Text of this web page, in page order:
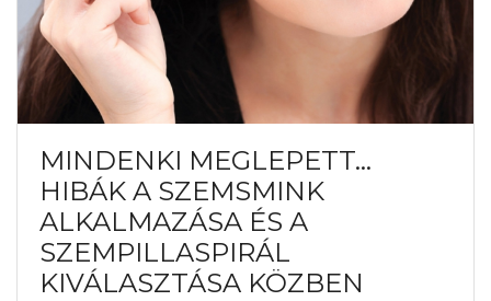
MINDENKI MEGLEPETT…
HIBÁK A SZEMSMINK
ALKALMAZÁSA ÉS A
SZEMPILLASPIRÁL
KIVÁLASZTÁSA KÖZBEN